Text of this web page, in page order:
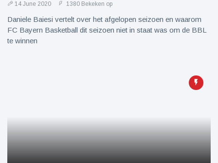
14 June 2020 1380 Bekeken op
Daniele Baiesi vertelt over het afgelopen seizoen en waarom
FC Bayern Basketball dit seizoen niet in staat was om de BBL
te winnen